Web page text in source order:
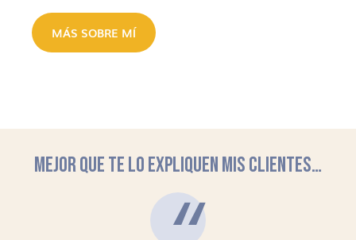
MÁS SOBRE MÍ
MEJOR QUE TE LO EXPLIQUEN MIS CLIENTES…